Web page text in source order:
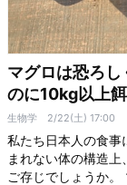
マグロは恐ろ
のに10kg以上
生物学 2/22(土) 17:00
私たち日本人の食事
まれない体の構造
ご存じでしょうか